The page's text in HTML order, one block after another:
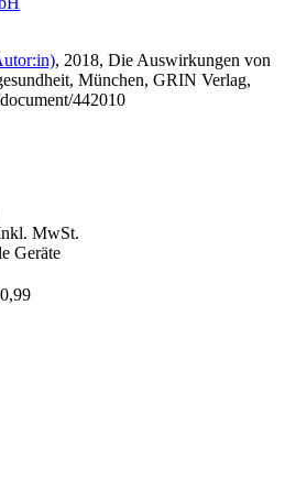
, 2018, Die Auswirkungen von
München, GRIN Verlag,
442010
MwSt.
Geräte